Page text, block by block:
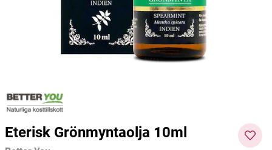
Great Earth
Pris:132 kr
132 kr
Lägg i varukorgen
Eterisk Grönmyntaolja 10ml